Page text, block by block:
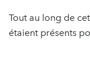
Tout au long de
étaient présents